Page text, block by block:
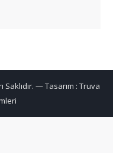
Saklıdır. — Tasarım : Truva